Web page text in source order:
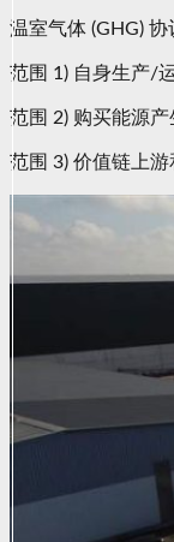
温室气体 (GHG) 协
范围 1) 自身生产/
范围 2) 购买能源
范围 3) 价值链上